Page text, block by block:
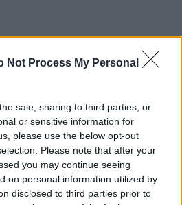
Not Process My Personal
sale, sharing to third parties, or
or sensitive information for
please use the below opt-out
Please note that after your
you may continue seeing
on personal information utilized by
disclosed to third parties prior to